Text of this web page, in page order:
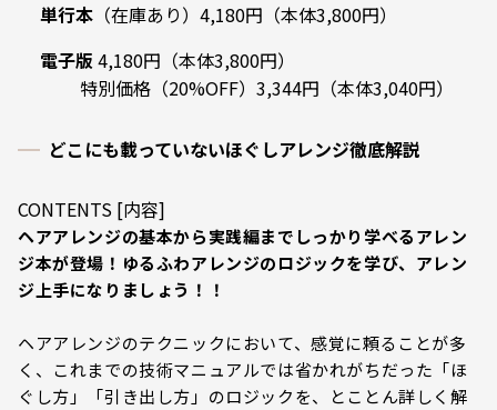
単行本 （在庫あり）4,180円（本体3,800円）
電子版4,180円（本体3,800円）
特別価格（20%OFF）3,344円（本体3,040円）
どこにも載っていないほぐしアレンジ徹底解説
CONTENTS [内容]
ヘアアレンジの基本から実践編までしっかり学べるアレン
ジ本が登場！ゆるふわアレンジのロジックを学び、アレン
ジ上手になりましょう！！
ヘアアレンジのテクニックにおいて、感覚に頼ることが多
く、これまでの技術マニュアルでは省かれがちだった「ほ
ぐし方」「引き出し方」のロジックを、とことん詳しく解